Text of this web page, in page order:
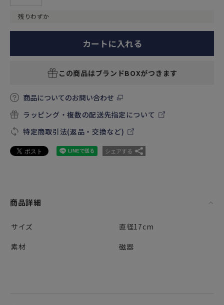
残りわずか
カートに入れる
この商品はブランドBOXがつきます
商品についてのお問い合わせ
ラッピング・複数の配送先指定について
特定商取引法(返品・交換など)
シェアする
商品詳細
サイズ
直径17cm
素材
磁器